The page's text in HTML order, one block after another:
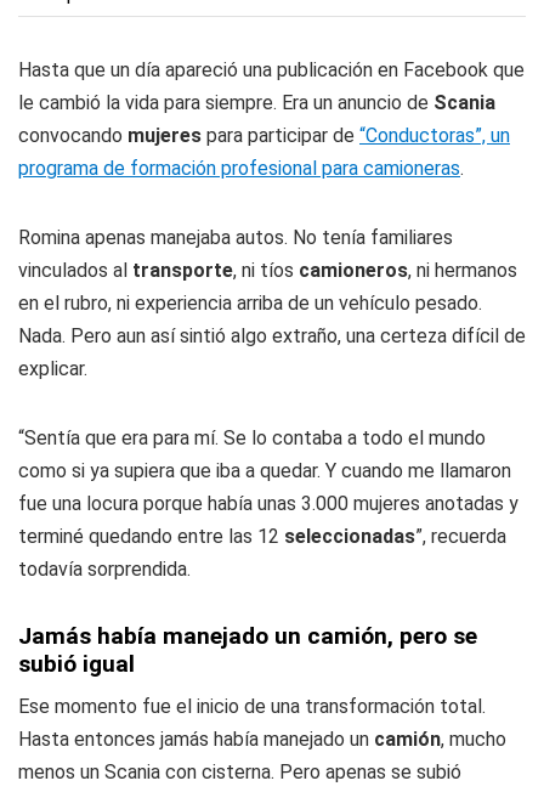
Hasta que un día apareció una publicación en Facebook que
le cambió la vida para siempre. Era un anuncio de Scania
convocando mujeres para participar de “Conductoras”, un
programa de formación profesional para camioneras.
Romina apenas manejaba autos. No tenía familiares
vinculados al transporte, ni tíos camioneros, ni hermanos
en el rubro, ni experiencia arriba de un vehículo pesado.
Nada. Pero aun así sintió algo extraño, una certeza difícil de
explicar.
“Sentía que era para mí. Se lo contaba a todo el mundo
como si ya supiera que iba a quedar. Y cuando me llamaron
fue una locura porque había unas 3.000 mujeres anotadas y
terminé quedando entre las 12 seleccionadas”, recuerda
todavía sorprendida.
Jamás había manejado un camión, pero se
subió igual
Ese momento fue el inicio de una transformación total.
Hasta entonces jamás había manejado un camión, mucho
menos un Scania con cisterna. Pero apenas se subió